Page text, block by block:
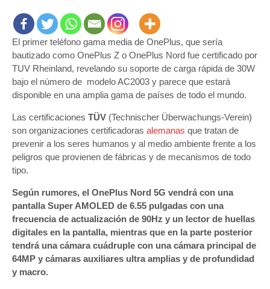
El primer teléfono gama media de OnePlus, que sería
bautizado como OnePlus Z o OnePlus Nord fue certificado por
TUV Rheinland, revelando su soporte de carga rápida de 30W
bajo el número de modelo AC2003 y parece que estará
disponible en una amplia gama de países de todo el mundo.
Las certificaciones TÜV (Technischer Überwachungs-Verein)
son organizaciones certificadoras alemanas que tratan de
prevenir a los seres humanos y al medio ambiente frente a los
peligros que provienen de fábricas y de mecanismos de todo
tipo.
Según rumores, el OnePlus Nord 5G vendrá con una
pantalla Super AMOLED de 6.55 pulgadas con una
frecuencia de actualización de 90Hz y un lector de huellas
digitales en la pantalla, mientras que en la parte posterior
tendrá una cámara cuádruple con una cámara principal de
64MP y cámaras auxiliares ultra amplias y de profundidad
y macro.